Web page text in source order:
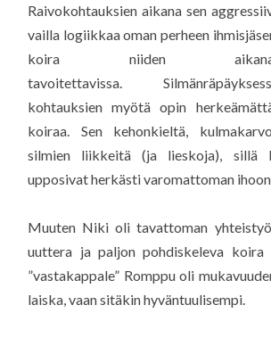
Raivokohtauksien aikana sen
vailla logiikkaa oman perheen
koira niiden
tavoitettavissa.
kohtauksien myötä opin
koiraa. Sen kehonkieltä,
silmien liikkeitä (ja lieskoja), sillä
upposivat herkästi varomattoman
Muuten Niki oli tavattoman
uuttera ja paljon pohdiskeleva koira
”vastakappale” Romppu oli
laiska, vaan sitäkin hyväntuulisempi.